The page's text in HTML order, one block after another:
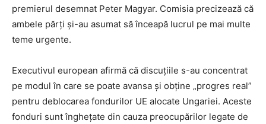
premierul desemnat Peter Magyar. Comisia precizează că
ambele părți și-au asumat să înceapă lucrul pe mai multe
teme urgente.
Executivul european afirmă că discuțiile s-au concentrat
pe modul în care se poate avansa și obține „progres real”
pentru deblocarea fondurilor UE alocate Ungariei. Aceste
fonduri sunt înghețate din cauza preocupărilor legate de